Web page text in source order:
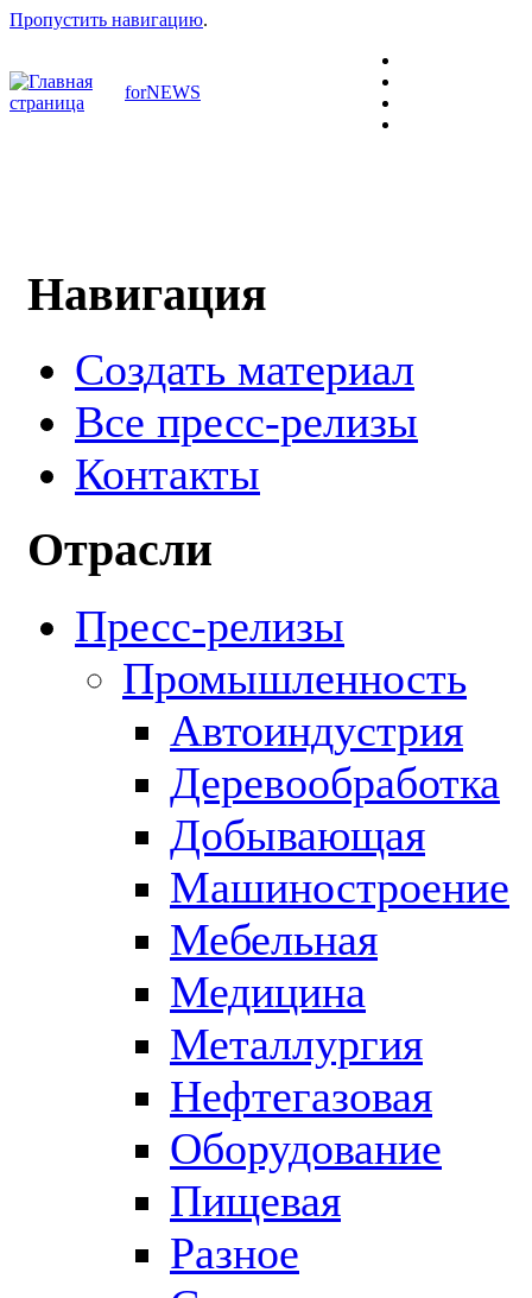
Пропустить навигацию.
forNEWS
Навигация
Создать материал
Все пресс-релизы
Контакты
Отрасли
Пресс-релизы
Промышленность
Автоиндустрия
Деревообработка
Добывающая
Машиностроение
Мебельная
Медицина
Металлургия
Нефтегазовая
Оборудование
Пищевая
Разное